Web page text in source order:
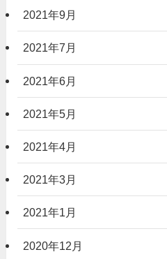
2021年9月
2021年7月
2021年6月
2021年5月
2021年4月
2021年3月
2021年1月
2020年12月